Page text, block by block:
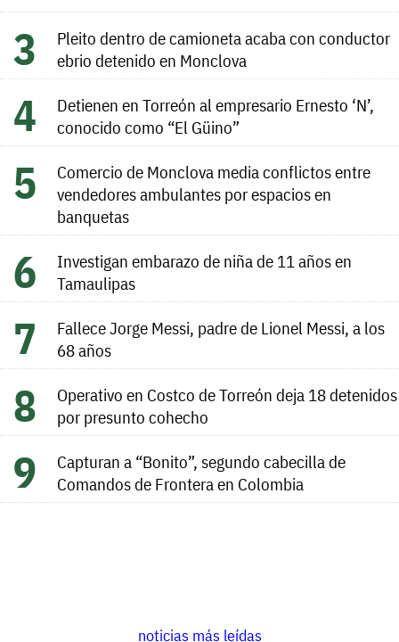
Pleito dentro de camioneta acaba con conductor
ebrio detenido en Monclova
Detienen en Torreón al empresario Ernesto ‘N’,
conocido como “El Güino”
Comercio de Monclova media conflictos entre
vendedores ambulantes por espacios en
banquetas
Investigan embarazo de niña de 11 años en
Tamaulipas
Fallece Jorge Messi, padre de Lionel Messi, a los
68 años
Operativo en Costco de Torreón deja 18 detenidos
por presunto cohecho
Capturan a “Bonito”, segundo cabecilla de
Comandos de Frontera en Colombia
noticias más leídas